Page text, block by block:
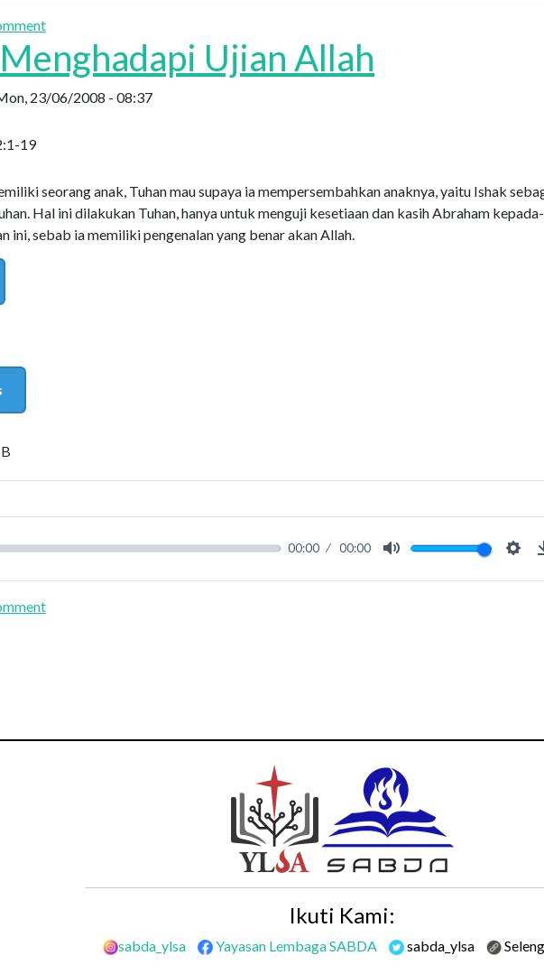
Ishak & Ribka dalam Hubungan dengan Anak-Anak Mereka, yaitu Esau dan Yakub
Ujian Allah
23/06/2008 - 08:37
19
seorang anak, Tuhan mau supaya ia mempersembahkan anaknya, yaitu Ishak
Hal ini dilakukan Tuhan, hanya untuk menguji kesetiaan dan kasih Abraham
ini, sebab ia memiliki pengenalan yang benar akan Allah.
00:00 00:00
Menghadapi Ujian Allah
Ikuti Kami:
sabda_ylsa Yayasan Lembaga SABDA sabda_ylsa